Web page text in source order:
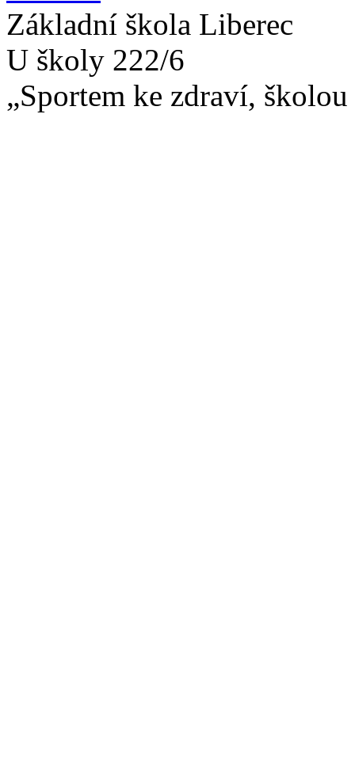
Základní škola Liberec
U školy 222/6
„Sportem ke zdraví,